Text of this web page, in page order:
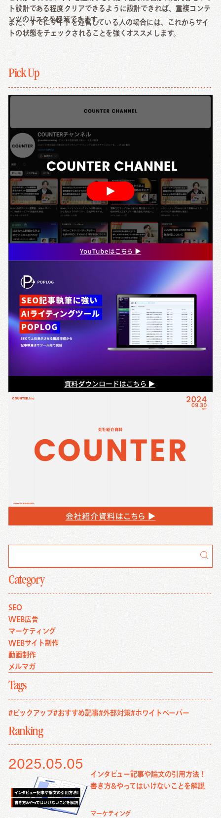
Pick Up
Category
SEO
WEB広告
マーケティング
WEBサイト制作
動画制作
メルマガ
Tags
#ピックアップ#おすすめ記事#外部対策#ホワイトペーパー
ト設計である程度クリアできるように設計できれば、重複コンテ
ンツのリスクを軽減できます。
また、すでにサイトを運営している人の場合には、これからサイ
トの状態をチェックされることを強くオススメします。
Ranking
2025.05.05
インタビュー記事や論文の引用方法！
書き方&やってはいけないことを解説
マーケティング